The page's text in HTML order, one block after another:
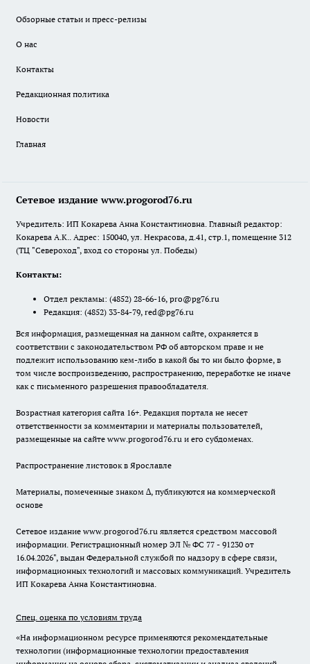
Обзорные статьи и пресс-релизы
О нас
Контакты
Редакционная политика
Новости
Главная
Сетевое издание www.progorod76.ru
Учредитель: ИП Кокарева Анна Константиновна. Главный редактор:
Кокарева А.К.. Адрес: 150040, ул. Некрасова, д.41, стр.1, помещение 312
(ТЦ "Североход", вход со стороны ул. Победы)
Контакты:
Отдел рекламы: (4852) 28-66-16, pro@pg76.ru
Редакция: (4852) 33-84-79, red@pg76.ru
Вся информация, размещенная на данном сайте, охраняется в
соответствии с законодательством РФ об авторском праве и не
подлежит использованию кем-либо в какой бы то ни было форме, в
том числе воспроизведению, распространению, переработке не иначе
как с письменного разрешения правообладателя.
Возрастная категория сайта 16+. Редакция портала не несет
ответственности за комментарии и материалы пользователей,
размещенные на сайте www.progorod76.ru и его субдоменах.
Распространение листовок в Ярославле
Материалы, помеченные знаком ∆, публикуются на коммерческой
основе
Сетевое издание www.progorod76.ru является средством массовой
информации. Регистрационный номер ЭЛ № ФС 77 - 91230 от
16.04.2026", выдан Федеральной службой по надзору в сфере связи,
информационных технологий и массовых коммуникаций. Учредитель
ИП Кокарева Анна Константиновна.
Спец. оценка по условиям труда
«На информационном ресурсе применяются рекомендательные
технологии (информационные технологии предоставления